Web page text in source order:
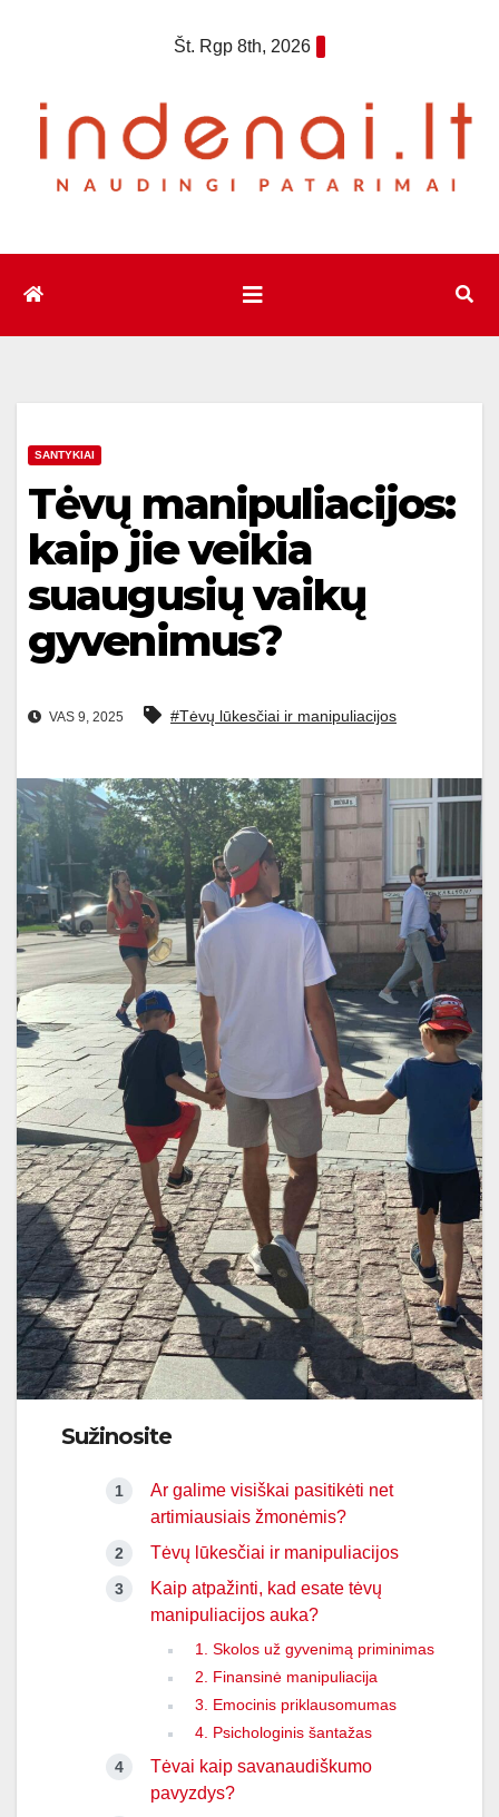
Št. Rgp 8th, 2026
SANTYKIAI
Tėvų manipuliacijos:
kaip jie veikia
suaugusių vaikų
gyvenimus?
VAS 9, 2025 #Tėvų lūkesčiai ir manipuliacijos
Sužinosite
Ar galime visiškai pasitikėti net
artimiausiais žmonėmis?
Tėvų lūkesčiai ir manipuliacijos
Kaip atpažinti, kad esate tėvų
manipuliacijos auka?
1. Skolos už gyvenimą priminimas
2. Finansinė manipuliacija
3. Emocinis priklausomumas
4. Psichologinis šantažas
Tėvai kaip savanaudiškumo
pavyzdys?